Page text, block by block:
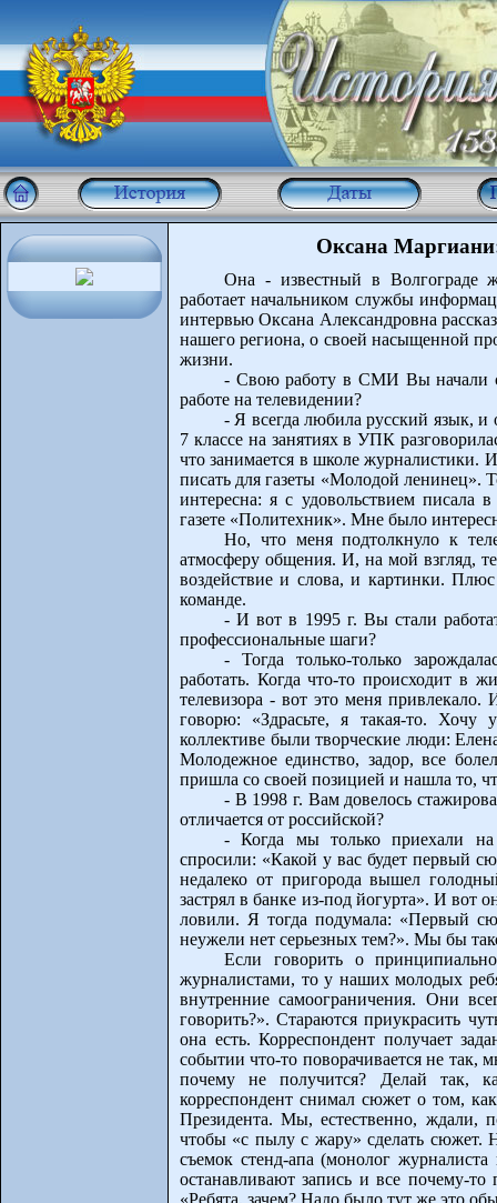
Оксана
Она - известный в Волгограде
работает начальником службы
интервью Оксана Александровна
нашего региона, о своей насыщенной
жизни.
- Свою работу в СМИ Вы начали с
работе на телевидении?
- Я всегда любила русский язык, и
7 классе на занятиях в УПК
что занимается в школе журналистики.
писать для газеты «Молодой ленинец».
интересна: я с удовольствием писала
газете «Политехник». Мне было
Но, что меня подтолкнуло к
атмосферу общения. И, на мой взгляд,
воздействие и слова, и картинки.
команде.
- И вот в 1995 г. Вы стали
профессиональные шаги?
- Тогда только-только
работать. Когда что-то происходит в
телевизора - вот это меня
говорю: «Здрасьте, я такая-то.
коллективе были творческие люди:
Молодежное единство, задор, все
пришла со своей позицией и нашла то,
- В 1998 г. Вам довелось
отличается от российской?
- Когда мы только приехали на
спросили: «Какой у вас будет первый
недалеко от пригорода вышел
застрял в банке из-под йогурта». И вот
ловили. Я тогда подумала: «Первый
неужели нет серьезных тем?». Мы бы
Если говорить о
журналистами, то у наших молодых
внутренние самоограничения. Они
говорить?». Стараются приукрасить
она есть. Корреспондент получает
событии что-то поворачивается не так,
почему не получится? Делай так,
корреспондент снимал сюжет о том,
Президента. Мы, естественно, ждали,
чтобы «с пылу с жару» сделать сюжет.
съемок стенд-апа (монолог
останавливают запись и все почему-
«Ребята, зачем? Надо было тут же это